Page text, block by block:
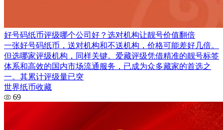
好号码纸币评级哪个公司好？选对机构让靓号价值翻倍
一张好号码纸币，送对机构和不送机构，价格可能差好几倍。
但选哪家评级机构，同样关键。爱藏评级凭借精准的靓号标签
体系和高效的国内市场流通服务，已成为众多藏家的首选之
一。其累计评级量已突
世界纸币收藏
69